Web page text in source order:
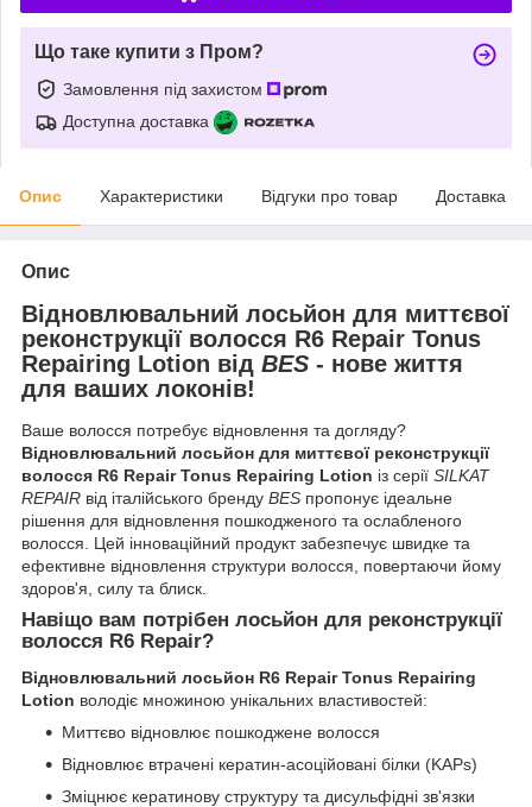
Що таке купити з Пром?
Замовлення під захистом
Доступна доставка
Опис Характеристики Відгуки про товар Доставка
Опис
Відновлювальний лосьйон для миттєвої
реконструкції волосся R6 Repair Tonus
Repairing Lotion від BES - нове життя
для ваших локонів!
Ваше волосся потребує відновлення та догляду?
Відновлювальний лосьйон для миттєвої реконструкції
волосся R6 Repair Tonus Repairing Lotion із серії SILKAT
REPAIR від італійського бренду BES пропонує ідеальне
рішення для відновлення пошкодженого та ослабленого
волосся. Цей інноваційний продукт забезпечує швидке та
ефективне відновлення структури волосся, повертаючи йому
здоров'я, силу та блиск.
Навіщо вам потрібен лосьйон для реконструкції
волосся R6 Repair?
Відновлювальний лосьйон R6 Repair Tonus Repairing
Lotion володіє множиною унікальних властивостей:
Миттєво відновлює пошкоджене волосся
Відновлює втрачені кератин-асоційовані білки (KAPs)
Зміцнює кератинову структуру та дисульфідні зв'язки